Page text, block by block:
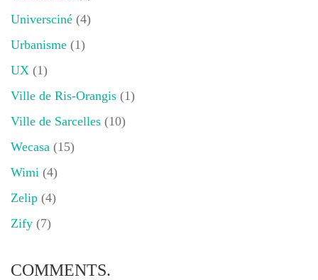
Universciné (4)
Urbanisme (1)
UX (1)
Ville de Ris-Orangis (1)
Ville de Sarcelles (10)
Wecasa (15)
Wimi (4)
Zelip (4)
Zify (7)
COMMENTS.